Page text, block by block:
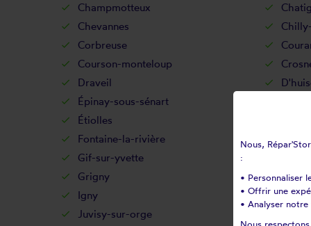
Champmotteux
Chevannes
Corbreuse
Courson-monteloup
Draveil
Épinay-sous-sénart
Étiolles
Fontaine-la-rivière
Gif-sur-yvette
Grigny
Igny
Juvisy-sur-orge
Nous,
:
• Personnaliser
• Offrir une
• Analyser notre